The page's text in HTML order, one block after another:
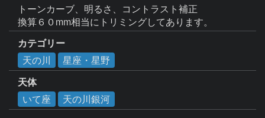
トーンカーブ、明るさ、コントラスト補正
換算６０mm相当にトリミングしてあります。
カテゴリー
天の川
星座・星野
天体
いて座
天の川銀河